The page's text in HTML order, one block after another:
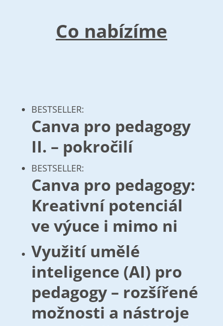
Co nabízíme
BESTSELLER:
Canva pro pedagogy
II. – pokročilí
BESTSELLER:
Canva pro pedagogy:
Kreativní potenciál
ve výuce i mimo ni
Využití umělé
inteligence (AI) pro
pedagogy – rozšířené
možnosti a nástroje